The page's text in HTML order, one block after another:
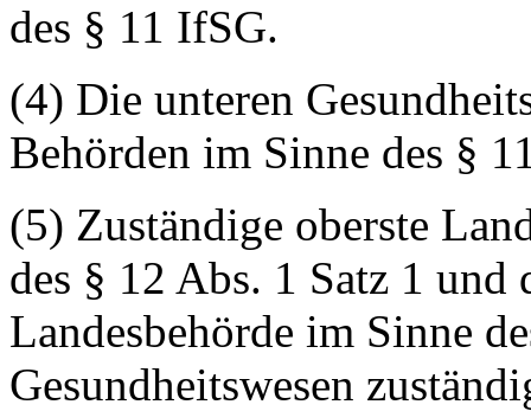
des § 11 IfSG.
(4) Die unteren
Behörden im Sinne des §
(5) Zuständige oberste
des § 12 Abs. 1 Satz 1 und
Landesbehörde im Sinne
Gesundheitswesen